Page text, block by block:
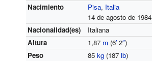
Nacimiento
Pisa, Italia
14 de agosto de 1984
Nacionalidad(es)
Italiana
Altura
1,87 m (6′ 2″)
Peso
85kg (187lb)